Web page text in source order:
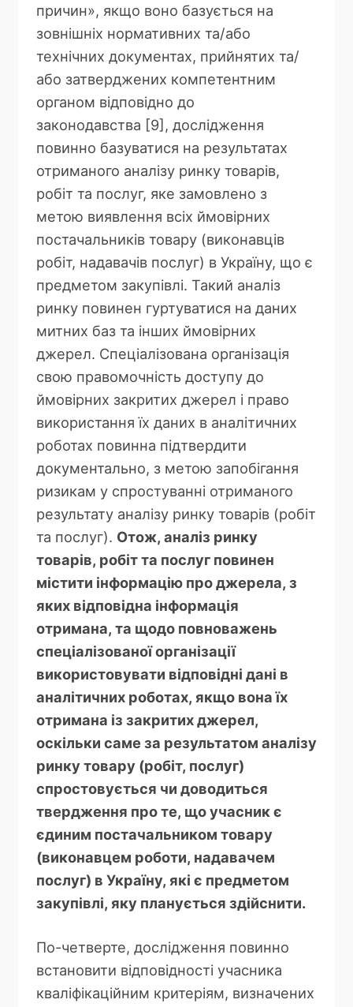
причин», якщо воно базується на
зовнішніх нормативних та/або
технічних документах, прийнятих та/
або затверджених компетентним
органом відповідно до
законодавства [9], дослідження
повинно базуватися на результатах
отриманого аналізу ринку товарів,
робіт та послуг, яке замовлено з
метою виявлення всіх ймовірних
постачальників товару (виконавців
робіт, надавачів послуг) в Україну, що є
предметом закупівлі. Такий аналіз
ринку повинен гуртуватися на даних
митних баз та інших ймовірних
джерел. Спеціалізована організація
свою правомочність доступу до
ймовірних закритих джерел і право
використання їх даних в аналітичних
роботах повинна підтвердити
документально, з метою запобігання
ризикам у спростуванні отриманого
результату аналізу ринку товарів (робіт
та послуг). Отож, аналіз ринку
товарів, робіт та послуг повинен
містити інформацію про джерела, з
яких відповідна інформація
отримана, та щодо повноважень
спеціалізованої організації
використовувати відповідні дані в
аналітичних роботах, якщо вона їх
отримана із закритих джерел,
оскільки саме за результатом аналізу
ринку товару (робіт, послуг)
спростовується чи доводиться
твердження про те, що учасник є
єдиним постачальником товару
(виконавцем роботи, надавачем
послуг) в Україну, які є предметом
закупівлі, яку планується здійснити.
По-четверте, дослідження повинно
встановити відповідності учасника
кваліфікаційним критеріям, визначених